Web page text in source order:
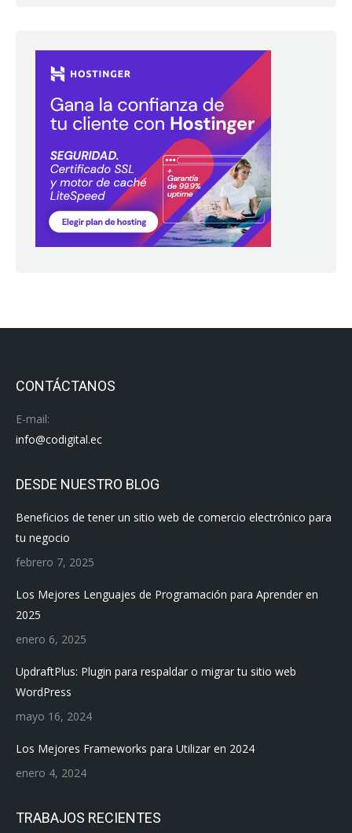
CONTÁCTANOS
E-mail:
info@codigital.ec
DESDE NUESTRO BLOG
Beneficios de tener un sitio web de comercio electrónico para
tu negocio
febrero 7, 2025
Los Mejores Lenguajes de Programación para Aprender en
2025
enero 6, 2025
UpdraftPlus: Plugin para respaldar o migrar tu sitio web
WordPress
mayo 16, 2024
Los Mejores Frameworks para Utilizar en 2024
enero 4, 2024
TRABAJOS RECIENTES